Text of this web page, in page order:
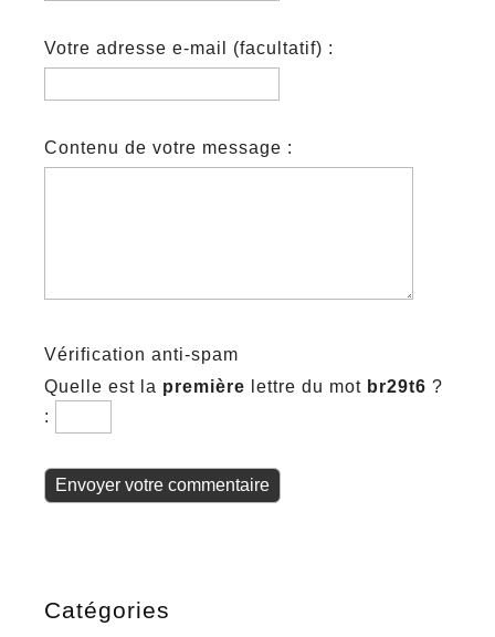
Votre adresse e-mail (facultatif) :
Contenu de votre message :
Vérification anti-spam
Quelle est la première lettre du mot br29t6 ?
:
Catégories